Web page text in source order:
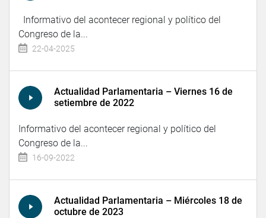
Informativo del acontecer regional y político del
Congreso de la...
22-04-2025
Actualidad Parlamentaria – Viernes 16 de
setiembre de 2022
Informativo del acontecer regional y político del
Congreso de la...
16-09-2022
Actualidad Parlamentaria – Miércoles 18 de
octubre de 2023